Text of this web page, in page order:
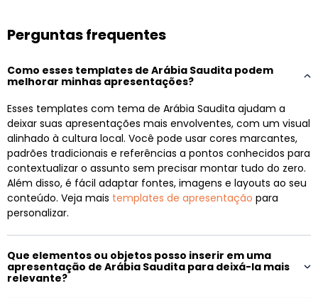
Perguntas frequentes
Como esses templates de Arábia Saudita podem
melhorar minhas apresentações?
Esses templates com tema de Arábia Saudita ajudam a
deixar suas apresentações mais envolventes, com um visual
alinhado à cultura local. Você pode usar cores marcantes,
padrões tradicionais e referências a pontos conhecidos para
contextualizar o assunto sem precisar montar tudo do zero.
Além disso, é fácil adaptar fontes, imagens e layouts ao seu
conteúdo. Veja mais templates de apresentação para
personalizar.
Que elementos ou objetos posso inserir em uma
apresentação de Arábia Saudita para deixá-la mais
relevante?